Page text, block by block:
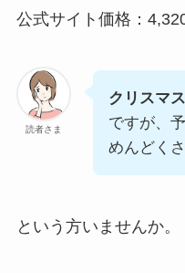
公式サイト価格：
読者さま
クリスマ
ですが、
めんどく
という方いませんか。